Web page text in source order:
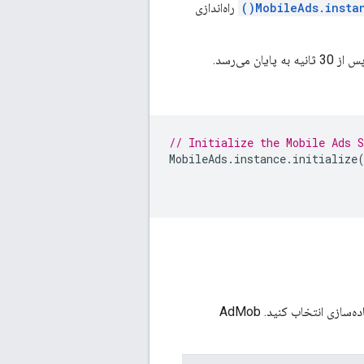
راه‌اندازی
به پایان می‌رسد.
// Initialize the Mobile Ads
MobileAds . instance. initialize
، می‌توانید یک قالب تبلیغاتی را برای پیاده‌سازی انتخاب کنید. AdMob